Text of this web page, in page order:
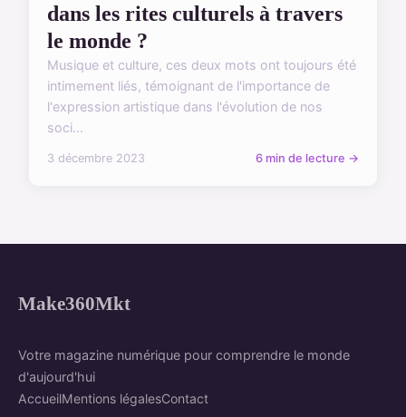
dans les rites culturels à travers
le monde ?
Musique et culture, ces deux mots ont toujours été
intimement liés, témoignant de l'importance de
l'expression artistique dans l'évolution de nos
soci...
3 décembre 2023 6 min de lecture →
Make360Mkt
Votre magazine numérique pour comprendre le monde
d'aujourd'hui
AccueilMentions légalesContact